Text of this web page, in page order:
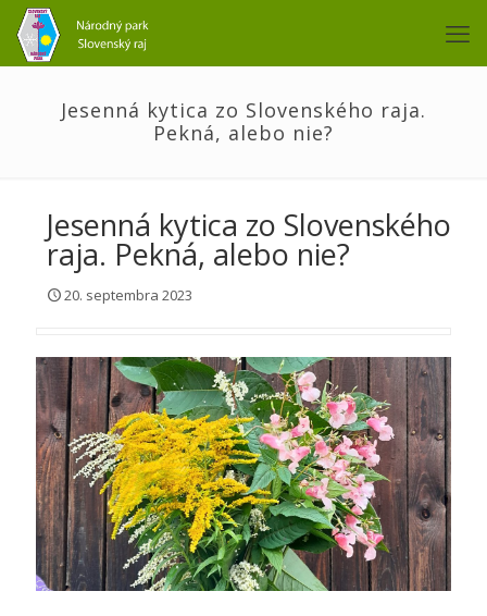
Jesenná kytica zo Slovenského raja.
Pekná, alebo nie?
Jesenná kytica zo Slovenského
raja. Pekná, alebo nie?
20. septembra 2023